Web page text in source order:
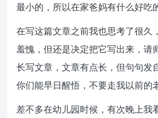
最小的，所以在家爸妈有什么好吃
在写这篇文章之前我也思考了很久
羞愧，但还是决定把它写出来，请
长写文章，文章有点长，但句句发
你们能早日醒悟，不要走我以前的
差不多在幼儿园时候，有次晚上我